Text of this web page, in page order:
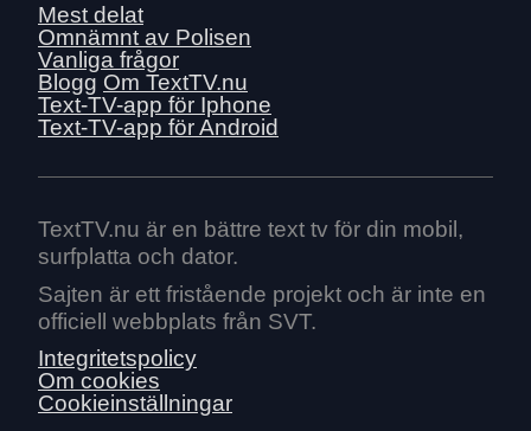
Mest delat
Omnämnt av Polisen
Vanliga frågor
Blogg Om TextTV.nu
Text-TV-app för Iphone
Text-TV-app för Android
TextTV.nu är en bättre text tv för din mobil,
surfplatta och dator.
Sajten är ett fristående projekt och är inte en
officiell webbplats från SVT.
Integritetspolicy
Om cookies
Cookieinställningar